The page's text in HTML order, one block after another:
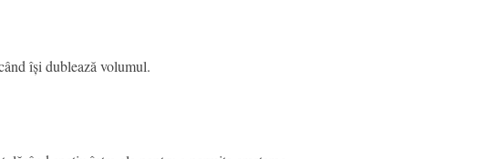
își dublează volumul.